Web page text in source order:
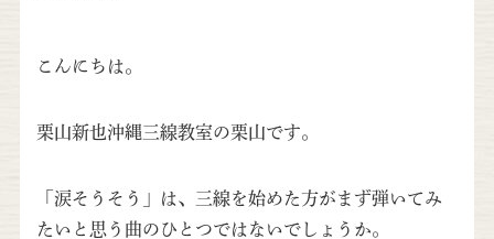
こんにちは。
栗山新也沖縄三線教室の栗山です。
「涙そうそう」は、三線を始めた方がまず弾いてみ
たいと思う曲のひとつではないでしょうか。